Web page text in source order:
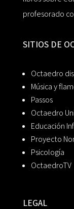
profesorado
SITIOS DE
Octaedro
Música y
Passos
Octaedro
Educación
Proyecto
Psicología
OctaedroTV
LEGAL